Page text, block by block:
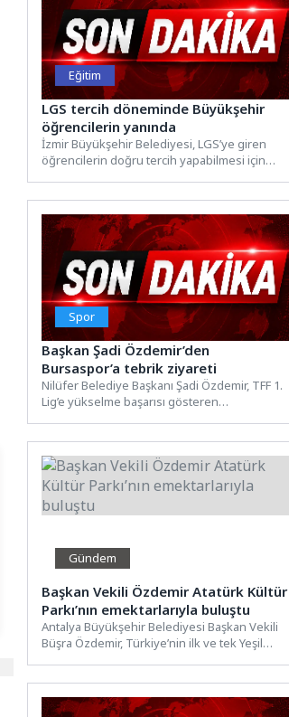
Eğitim
LGS tercih döneminde Büyükşehir
öğrencilerin yanında
İzmir Büyükşehir Belediyesi, LGS’ye giren
öğrencilerin doğru tercih yapabilmesi için
Spor
Başkan Şadi Özdemir’den
Bursaspor’a tebrik ziyareti
Nilüfer Belediye Başkanı Şadi Özdemir, TFF 1.
Lig’e yükselme başarısı gösteren
Gündem
Başkan Vekili Özdemir Atatürk Kültür
Parkı’nın emektarlarıyla buluştu
Antalya Büyükşehir Belediyesi Başkan Vekili
Büşra Özdemir, Türkiye’nin ilk ve tek Yeşil